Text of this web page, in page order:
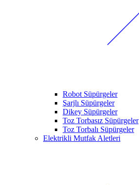
Robot Süpürgeler
Şarjlı Süpürgeler
Dikey Süpürgeler
Toz Torbasız Süpürgeler
Toz Torbalı Süpürgeler
Elektrikli Mutfak Aletleri